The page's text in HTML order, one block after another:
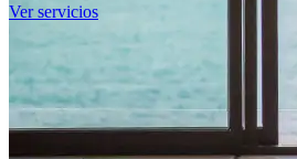
Ver servicios